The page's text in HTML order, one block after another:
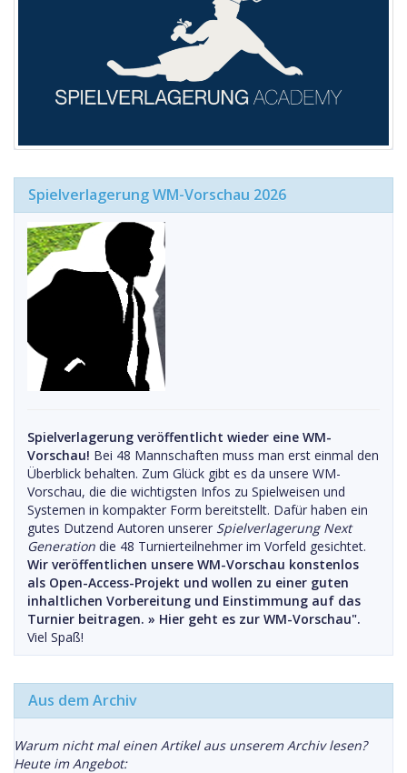
Spielverlagerung WM-Vorschau 2026
Spielverlagerung veröffentlicht wieder eine WM-
Vorschau! Bei 48 Mannschaften muss man erst einmal den
Überblick behalten. Zum Glück gibt es da unsere WM-
Vorschau, die die wichtigsten Infos zu Spielweisen und
Systemen in kompakter Form bereitstellt. Dafür haben ein
gutes Dutzend Autoren unserer Spielverlagerung Next
Generation die 48 Turnierteilnehmer im Vorfeld gesichtet.
Wir veröffentlichen unsere WM-Vorschau konstenlos
als Open-Access-Projekt und wollen zu einer guten
inhaltlichen Vorbereitung und Einstimmung auf das
Turnier beitragen. » Hier geht es zur WM-Vorschau".
Viel Spaß!
Aus dem Archiv
Warum nicht mal einen Artikel aus unserem Archiv lesen?
Heute im Angebot: